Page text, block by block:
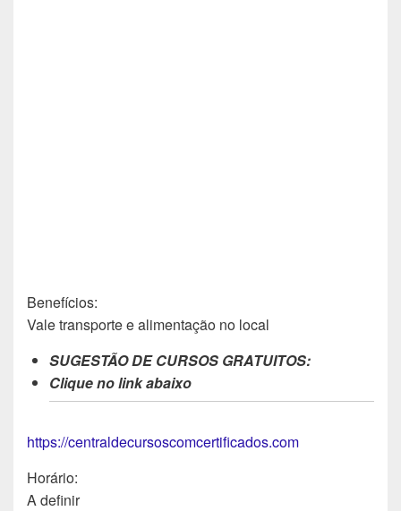
Benefícios:
Vale transporte e alimentação no local
SUGESTÃO DE CURSOS GRATUITOS:
Clique no link abaixo
https://centraldecursoscomcertificados.com
Horário:
A definir